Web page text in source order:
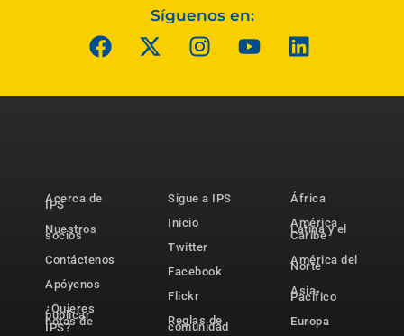
Síguenos en:
Acerca de
IPS
Nuestros
socios
Contáctenos
Apóyenos
¿Quieres
publicar
notas de
IPS?
Sigue a IPS
Inicio
Twitter
Facebook
Flickr
Reglas de
comunidad
África
América
Latina y el
Caribe
América del
Norte
Asia-
Pacífico
Europa